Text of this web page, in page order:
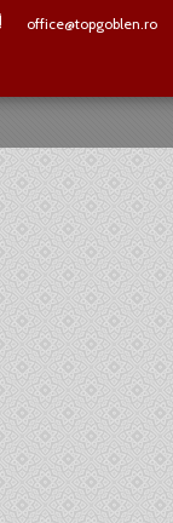
office@topgoblen.ro